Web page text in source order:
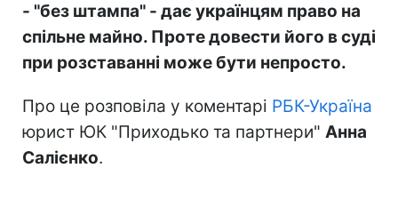
- "без штампа" - дає українцям право на
спільне майно. Проте довести його в суді
при розставанні може бути непросто.
Про це розповіла у коментарі РБК-Україна
юрист ЮК "Приходько та партнери" Анна
Салієнко.